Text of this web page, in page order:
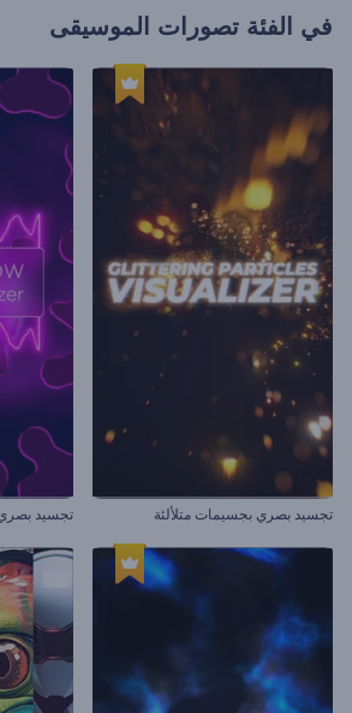
في الفئة تصورات الموسيقى
تجسيد بصري بجسيمات متلألئة تجسيد